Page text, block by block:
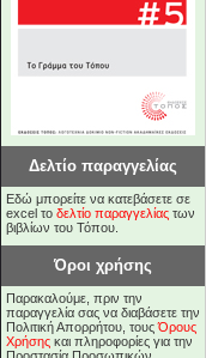
Δελτίο παραγγελίας
Εδώ μπορείτε να κατεβάσετε σε
excel το δελτίο παραγγελίας των
βιβλίων του Τόπου.
Όροι χρήσης
Παρακαλούμε, πριν την
παραγγελία σας να διαβάσετε την
Πολιτική Απορρήτου, τουςΌρους
Χρήσης και πληροφορίες για την